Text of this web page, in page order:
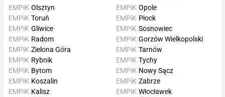
EMPiK Olsztyn
EMPiK Toruń
EMPiK Gliwice
EMPiK Radom
EMPiK Opole
EMPiK Płock
EMPiK Sosnowiec
EMPiK Gorzów Wielkopolski
EMPiK Zielona Góra
EMPiK Rybnik
EMPiK Bytom
EMPiK Koszalin
EMPiK Tarnów
EMPiK Tychy
EMPiK Nowy Sącz
EMPiK Zabrze
EMPiK Kalisz
EMPiK Włocławek